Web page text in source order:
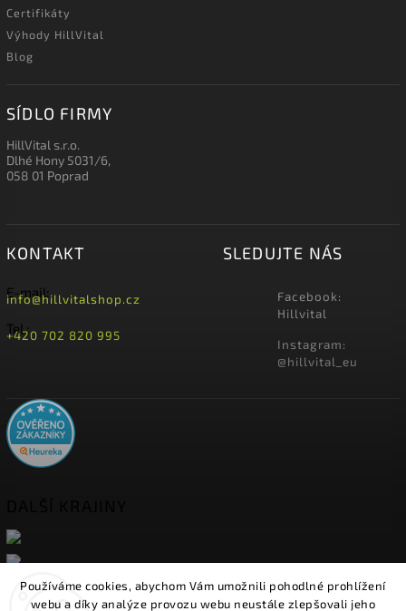
Používáme cookies, abychom Vám umožnili pohodlné prohlížení
webu a díky analýze provozu webu neustále zlepšovali jeho
Certifikáty
Výhody HillVital
Blog
SÍDLO FIRMY
HillVital s.r.o.
Dlhé Hony 5031/6,
058 01 Poprad
SLEDUJTE NÁS
Facebook:
Hillvital
Instagram:
@hillvital_eu
KONTAKT
E-mail:
info@hillvitalshop.cz
Tel.:
+420 702 820 995